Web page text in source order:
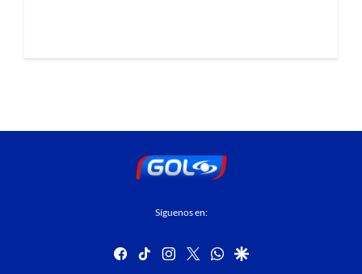
Síguenos en:
facebook
tiktok instagram
twitterwhatsapp
google